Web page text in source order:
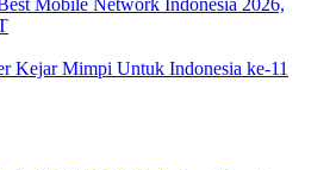
Kejar Mimpi Untuk Indonesia ke-11